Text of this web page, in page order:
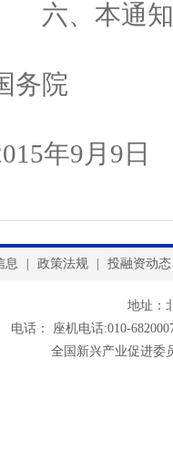
六、本通知
务院
年9 月 9 日
息 政策法规 投融资动态
地址：
电话： 座机电话:010-
全国新兴产业促进委